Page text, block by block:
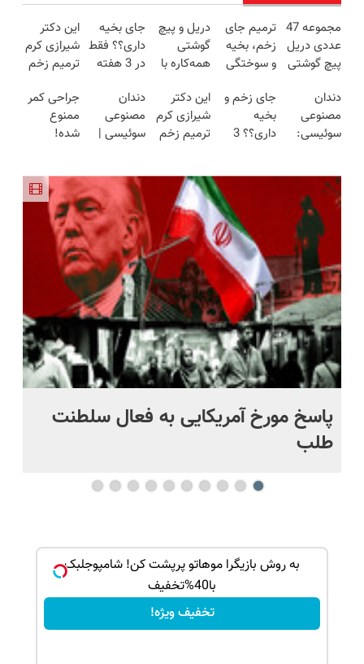
مجموعه 47
عددی دریل
پیچ گوشتی
(تخفیف به
مدت
محدود)
ترمیم جای
زخم، بخیه
و سوختگی
هفته!!😍
دریل و پیچ
گوشتی
همه‌کاره با
هوشمند ⚙️
(نصف
قیمت بازار
جای بخیه
داری؟؟ فقط
در 3 هفته
کن!😍
این دکتر
شیرازی کرم
ترمیم زخم
ساخت!!!
دندان
مصنوعی
سوئیسی:
اروپا، سبک
و مقاوم |
پرداخت
قسطی
جای زخم و
بخیه
داری؟؟ 3
این دکتر
شیرازی کرم
ترمیم زخم
دندان
مصنوعی
سوئیسی |
طبیعی!
ویزیت
رایگان+پرداخت
اقساطی😍
جراحی کمر
ممنوع
شده!
منزل درمان
کنی؟
((پرسش‌نامه))
پاسخ مورخ آمریکایی به فعال سلطنت
طلب
به روش بازیگرا موهاتو پرپشت کن! شامپوجلبک
با40%تخفیف
تخفیف ویژه!